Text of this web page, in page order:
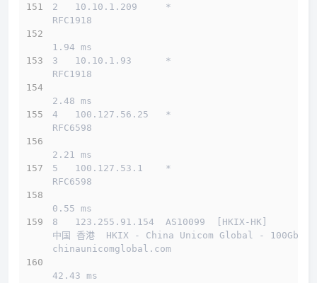
2   10.10.1.209     *
RFC1918
1.94 ms
3   10.10.1.93      *
RFC1918
2.48 ms
4   100.127.56.25   *
RFC6598
2.21 ms
5   100.127.53.1    *
RFC6598
0.55 ms
8   123.255.91.154  AS10099  [HKIX-HK]
中国 香港  HKIX - China Unicom Global - 100Gbps
chinaunicomglobal.com
42.43 ms